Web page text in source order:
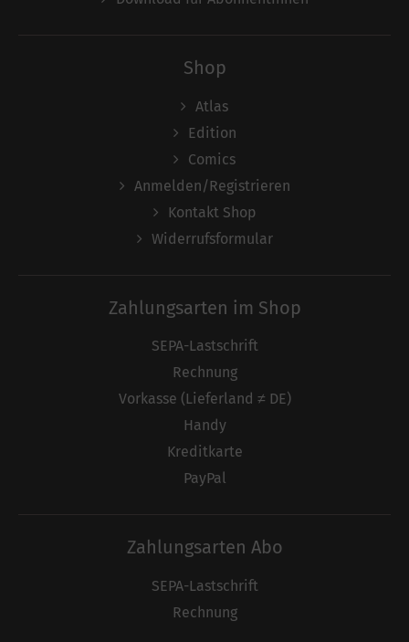
Shop
Atlas
Edition
Comics
Anmelden/Registrieren
Kontakt Shop
Widerrufsformular
Zahlungsarten im Shop
SEPA-Lastschrift
Rechnung
Vorkasse (Lieferland ≠ DE)
Handy
Kreditkarte
PayPal
Zahlungsarten Abo
SEPA-Lastschrift
Rechnung